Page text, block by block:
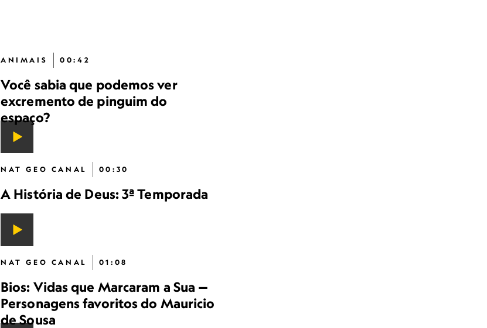
ANIMAIS 00:42
Você sabia que podemos ver
excremento de pinguim do
espaço?
NAT GEO CANAL 00:30
A História de Deus: 3ª Temporada
NAT GEO CANAL 01:08
Bios: Vidas que Marcaram a Sua —
Personagens favoritos do Mauricio
de Sousa